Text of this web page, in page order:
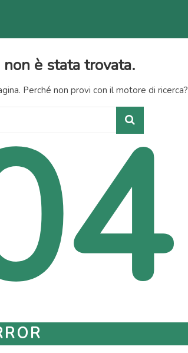
è stata trovata.
Perché non provi con il motore di ricerca?